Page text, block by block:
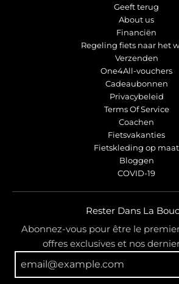
Geeft terug
About us
Financiën
Regeling fiets naar het
Verzenden
One4All-vouchers
Cadeaubonnen
Privacybeleid
Terms Of Service
Coachen
Fietsvakanties
Fietskleding op maat
Bloggen
COVID-19
Rester Dans La
Abonnez-vous pour être le
offres exclusives et nos